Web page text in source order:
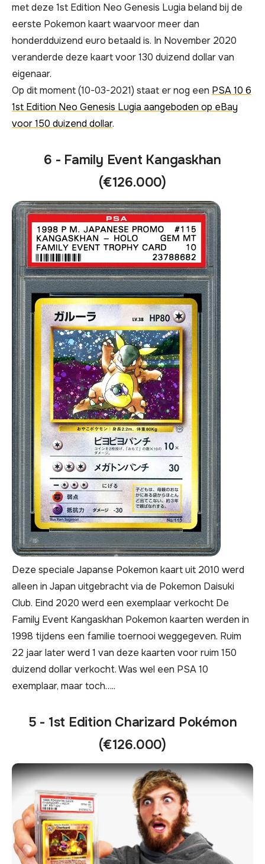
met deze 1st Edition Neo Genesis Lugia beland bij de
eerste Pokemon kaart waarvoor meer dan
honderdduizend euro betaald is. In November 2020
veranderde deze kaart voor 130 duizend dollar van
eigenaar.
Op dit moment (10-03-2021) staat er nog een PSA 10 6
1st Edition Neo Genesis Lugia aangeboden op eBay
voor 150 duizend dollar.
6 - Family Event Kangaskhan
(€126.000)
Deze speciale Japanse Pokemon kaart uit 2010 werd
alleen in Japan uitgebracht via de Pokemon Daisuki
Club. Eind 2020 werd een exemplaar verkocht De
Family Event Kangaskhan Pokemon kaarten werden in
1998 tijdens een familie toernooi weggegeven. Ruim
22 jaar later werd 1 van deze kaarten voor ruim 150
duizend dollar verkocht. Was wel een PSA 10
exemplaar, maar toch…..
5 - 1st Edition Charizard Pokémon
(€126.000)